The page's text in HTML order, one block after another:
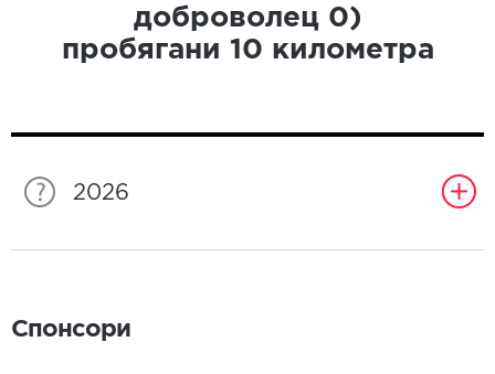
доброволец 0)
пробягани 10 километра
2026
Спонсори